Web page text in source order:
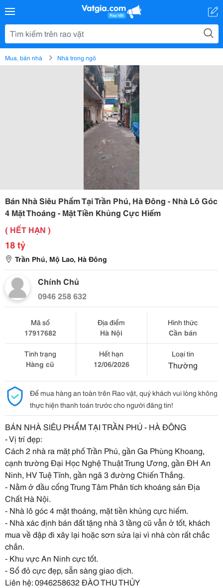
Mua, bán nhà Nhà trong ngõ
Bán Nhà Siêu Phẩm Tại Trần Phú, Hà Đông - Nhà Lô Góc
4 Mặt Thoáng - Mặt Tiền Khủng Cực Hiếm
( HẾT HẠN )
18 tỷ
Trần Phú, Mộ Lao, Hà Đông
Chính Chủ
0946 258 632
Mã số
17917682
Địa điểm
Hà Nội
Hình thức
Cần bán
Tình trạng
Hàng cũ
Hết hạn
12/06/2026
Loại tin
Thường
Để mua hàng an toàn trên Rao vặt, quý khách vui lòng không
thực hiện thanh toán trước cho người đăng tin!
BÁN NHÀ SIÊU PHẨM TẠI TRẦN PHÚ - HÀ ĐÔNG
- Vị trí đẹp:
Cách 2 nhà ra mặt phố Trần Phú, gần Ga Phùng Khoang,
cạnh trường Đại Học Nghệ Thuật Trung Ương, gần ĐH An
Ninh, HV Tuệ Tĩnh, gần ngã 3 đường Chiến Thắng.
- Nằm ở đầu cổng Trung Tâm Phân tích khoáng sản Địa
Chất Hà Nội.
- Nhà lô góc 4 mặt thoáng, mặt tiền khủng cực hiếm.
- Nhà xác định bán đất tặng nhà 3 tầng cũ vẫn ở tốt, khách
mua về đập đi xây lại hoặc sơn sửa lại vì nhà còn rất chắc
chắn.
- Khu vực An Ninh cực tốt.
- Sổ đỏ cực đẹp, sẵn sàng giao dịch.
Liên hệ: 0946258632 ĐÀO THU THỦY